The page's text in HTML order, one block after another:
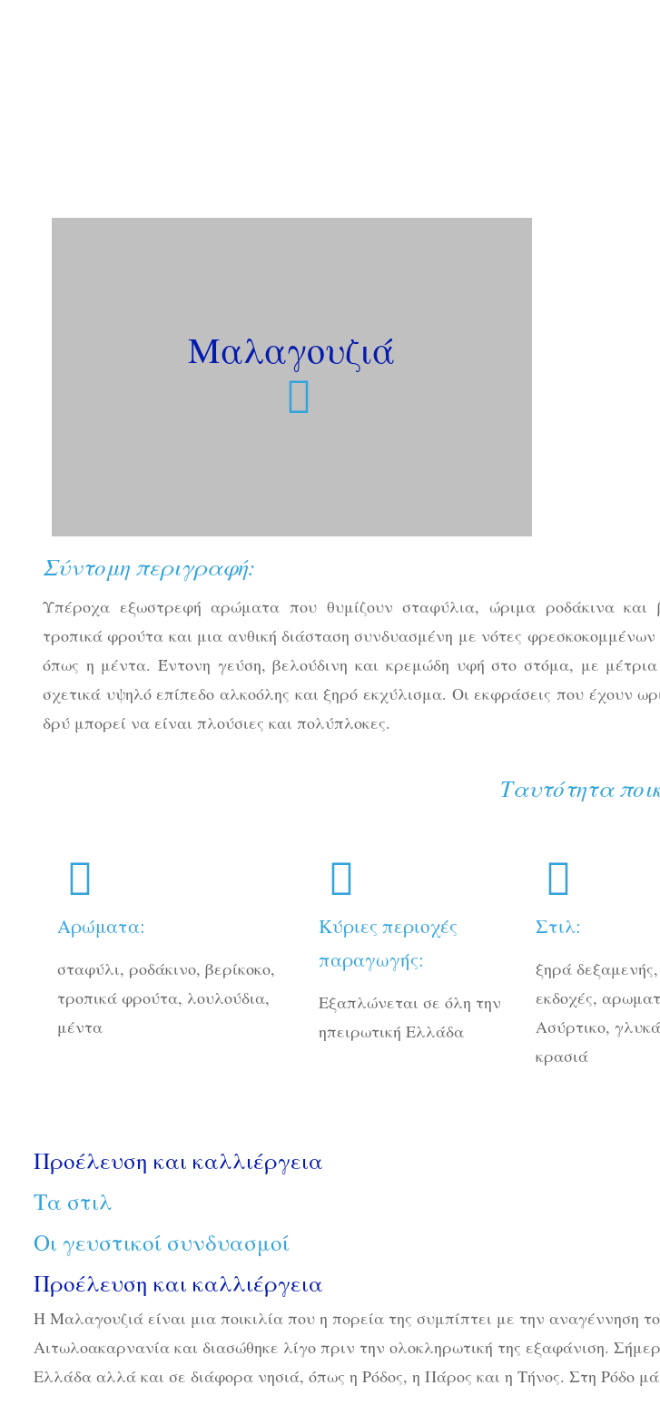
Μαλαγουζιά
Σύντομη περιγραφή:
Υπέροχα εξωστρεφή αρώματα που θυμίζουν σταφύλια, ώριμα ροδάκινα και
τροπικά φρούτα και μια ανθική διάσταση συνδυασμένη με νότες
όπως η μέντα. Έντονη γεύση, βελούδινη και κρεμώδη υφή στο στόμα, με μέτρια
σχετικά υψηλό επίπεδο αλκοόλης και ξηρό εκχύλισμα. Οι εκφράσεις που έχουν
δρύ μπορεί να είναι πλούσιες και πολύπλοκες.
Ταυτότητα
Αρώματα:
σταφύλι, ροδάκινο, βερίκοκο,
τροπικά φρούτα, λουλούδια,
μέντα
Κύριες περιοχές
παραγωγής:
Εξαπλώνεται σε όλη την
ηπειρωτική Ελλάδα
Στιλ:
ξηρά
εκδοχές,
Ασύρτικο,
κρασιά
Προέλευση και καλλιέργεια
Τα στιλ
Οι γευστικοί συνδυασμοί
Προέλευση και καλλιέργεια
Η Μαλαγουζιά είναι μια ποικιλία που η πορεία της συμπίπτει με την αναγέννηση
Αιτωλοακαρνανία και διασώθηκε λίγο πριν την ολοκληρωτική της εξαφάνιση.
Ελλάδα αλλά και σε διάφορα νησιά, όπως η Ρόδος, η Πάρος και η Τήνος. Στη Ρόδο